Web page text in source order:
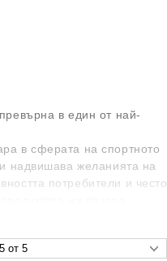
в един от най-
в сферата на спортното
надвишава желанията на
потребители и често